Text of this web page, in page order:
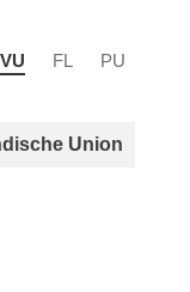
VU FL PU
Union